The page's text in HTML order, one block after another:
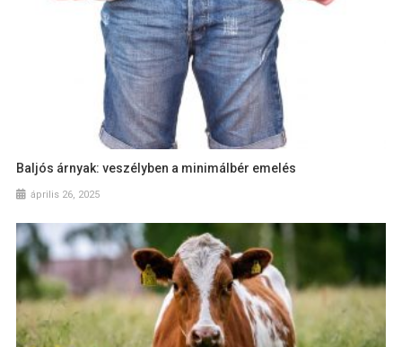
Baljós árnyak: veszélyben a minimálbér emelés
április 26, 2025